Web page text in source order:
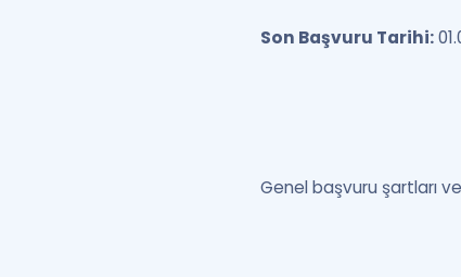
Son Başvuru Tarihi:
Genel başvuru şartları